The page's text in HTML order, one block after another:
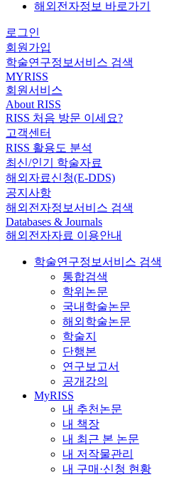
해외전자정보 바로가기
로그인
회원가입
학술연구정보서비스 검색
MYRISS
회원서비스
About RISS
RISS 처음 방문 이세요?
고객센터
RISS 활용도 분석
최신/인기 학술자료
해외자료신청(E-DDS)
공지사항
해외전자정보서비스 검색
Databases & Journals
해외전자자료 이용안내
학술연구정보서비스 검색
통합검색
학위논문
국내학술논문
해외학술논문
학술지
단행본
연구보고서
공개강의
MyRISS
내 추천논문
내 책장
내 최근 본 논문
내 저작물관리
내 구매·신청 현황